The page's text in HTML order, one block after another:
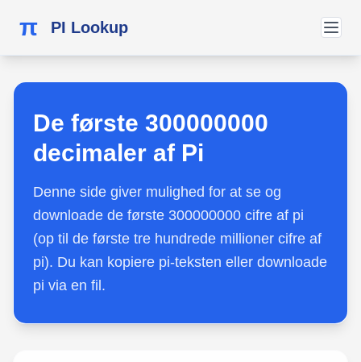
π PI Lookup
De første 300000000
decimaler af Pi
Denne side giver mulighed for at se og
downloade de første 300000000 cifre af pi
(op til de første tre hundrede millioner cifre af
pi). Du kan kopiere pi-teksten eller downloade
pi via en fil.